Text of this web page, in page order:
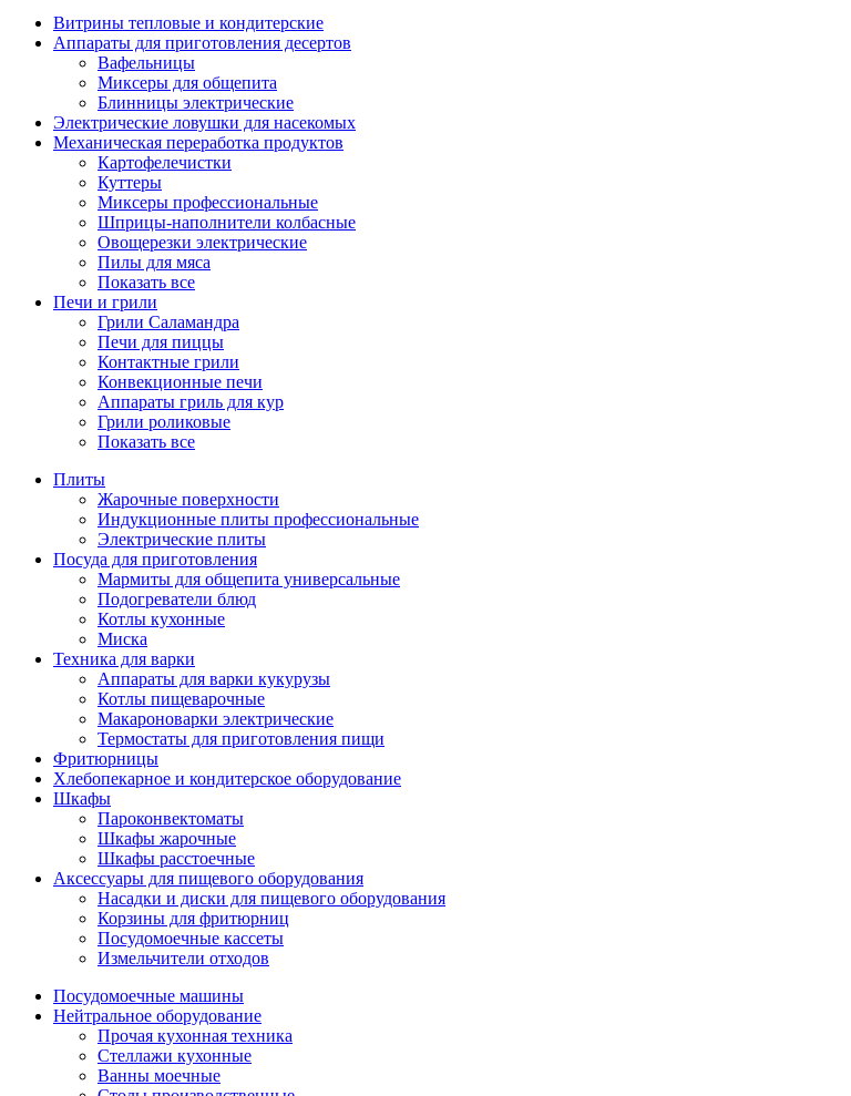
Витрины тепловые и кондитерские
Аппараты для приготовления десертов
Вафельницы
Миксеры для общепита
Блинницы электрические
Электрические ловушки для насекомых
Механическая переработка продуктов
Картофелечистки
Куттеры
Миксеры профессиональные
Шприцы-наполнители колбасные
Овощерезки электрические
Пилы для мяса
Показать все
Печи и грили
Грили Саламандра
Печи для пиццы
Контактные грили
Конвекционные печи
Аппараты гриль для кур
Грили роликовые
Показать все
Плиты
Жарочные поверхности
Индукционные плиты профессиональные
Электрические плиты
Посуда для приготовления
Мармиты для общепита универсальные
Подогреватели блюд
Котлы кухонные
Миска
Техника для варки
Аппараты для варки кукурузы
Котлы пищеварочные
Макароноварки электрические
Термостаты для приготовления пищи
Фритюрницы
Хлебопекарное и кондитерское оборудование
Шкафы
Пароконвектоматы
Шкафы жарочные
Шкафы расстоечные
Аксессуары для пищевого оборудования
Насадки и диски для пищевого оборудования
Корзины для фритюрниц
Посудомоечные кассеты
Измельчители отходов
Посудомоечные машины
Нейтральное оборудование
Прочая кухонная техника
Стеллажи кухонные
Ванны моечные